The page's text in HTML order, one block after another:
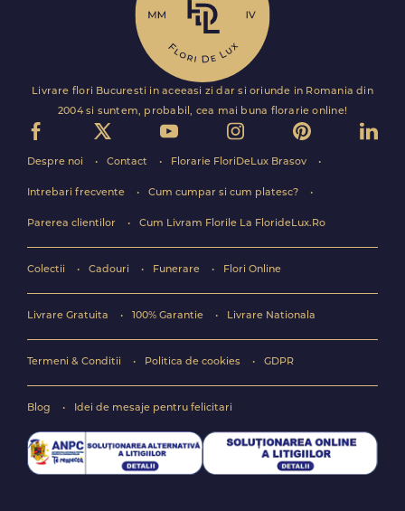
Livrare flori Bucuresti in aceeasi zi dar si oriunde in Romania din
2004 si suntem, probabil, cea mai buna florarie online!
Despre noi Contact Florarie FloriDeLux Brasov
Intrebari frecvente Cum cumpar si cum platesc?
Parerea clientilor Cum Livram Florile La FlorideLux.Ro
Colectii Cadouri Funerare Flori Online
Livrare Gratuita 100% Garantie Livrare Nationala
Termeni & Conditii Politica de cookies GDPR
Blog Idei de mesaje pentru felicitari